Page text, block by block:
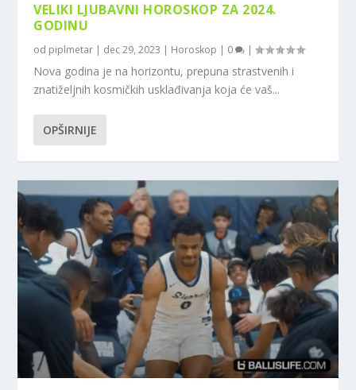
VELIKI LJUBAVNI HOROSKOP ZA 2024.
GODINU
od piplmetar | dec 29, 2023 | Horoskop | 0 |
Nova godina je na horizontu, prepuna strastvenih i
znatiželjnih kosmičkih usklađivanja koja će vaš...
OPŠIRNIJE